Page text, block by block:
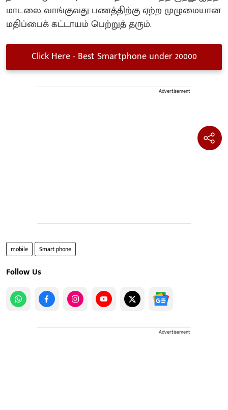
மாடலை வாங்குவது பணத்திற்கு ஏற்ற முழுமையான
மதிப்பைக் கட்டாயம் பெற்றுத் தரும்.
Click Here - Best Smartphone under 20000
Advertisement
mobile Smart phone
Follow Us
Advertisement